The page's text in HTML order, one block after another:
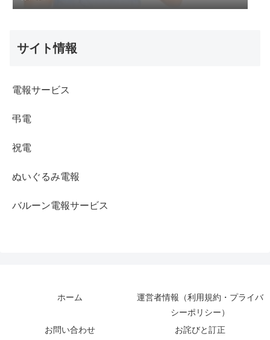
サイト情報
電報サービス
弔電
祝電
ぬいぐるみ電報
バルーン電報サービス
ホーム
運営者情報（利用規約・プライバ
シーポリシー）
お問い合わせ
お詫びと訂正